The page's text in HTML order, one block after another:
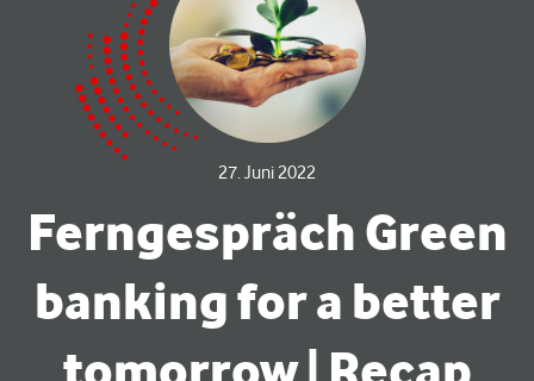
27. Juni 2022
Ferngespräch Green
banking for a better